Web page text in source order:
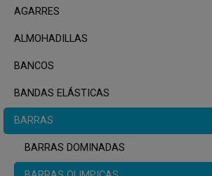
AGARRES
ALMOHADILLAS
BANCOS
BANDAS ELÁSTICAS
BARRAS
BARRAS DOMINADAS